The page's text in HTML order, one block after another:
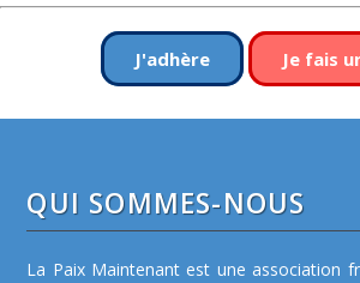
J'adhère Je fais
QUI SOMMES-NOUS
La Paix Maintenant est une association